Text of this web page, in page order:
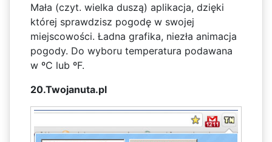
Mała (czyt. wielka duszą) aplikacja, dzięki
której sprawdzisz pogodę w swojej
miejscowości. Ładna grafika, niezła animacja
pogody. Do wyboru temperatura podawana
w ºC lub ºF.
20.Twojanuta.pl